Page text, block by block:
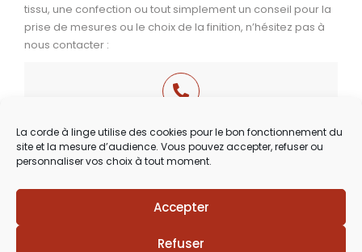
La corde à linge utilise des cookies pour le bon fonctionnement du
site et la mesure d’audience. Vous pouvez accepter, refuser ou
personnaliser vos choix à tout moment.
Accepter
Refuser
tissu, une confection ou tout simplement un conseil pour la
prise de mesures ou le choix de la finition, n’hésitez pas à
nous contacter :
03 29 60 49 17
Du Mardi au Samedi